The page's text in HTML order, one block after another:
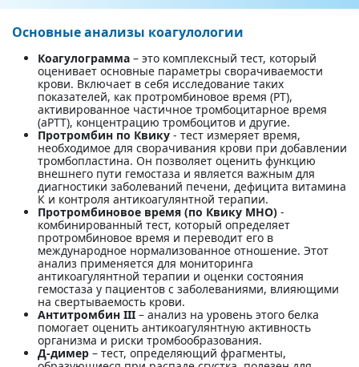
Основные анализы коагулологии
Коагулограмма – это комплексный тест, который
оценивает основные параметры сворачиваемости
крови. Включает в себя исследование таких
показателей, как протромбиновое время (PT),
активированное частичное тромбоцитарное время
(aPTT), концентрацию тромбоцитов и другие.
Протромбин по Квику - тест измеряет время,
необходимое для сворачивания крови при добавлении
тромбопластина. Он позволяет оценить функцию
внешнего пути гемостаза и является важным для
диагностики заболеваний печени, дефицита витамина
К и контроля антикоагулянтной терапии.
Протромбиновое время (по Квику МНО) -
комбинированный тест, который определяет
протромбиновое время и переводит его в
международное нормализованное отношение. Этот
анализ применяется для мониторинга
антикоагулянтной терапии и оценки состояния
гемостаза у пациентов с заболеваниями, влияющими
на свертываемость крови.
Антитромбин III – анализ на уровень этого белка
помогает оценить антикоагулянтную активность
организма и риски тромбообразования.
Д-димер – тест, определяющий фрагменты,